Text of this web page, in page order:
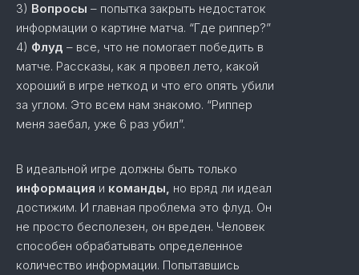
3) Вопросы – попытка закрыть недостаток
информации о картине матча. “Где риппер?”
4) Флуд – все, что не помогает победить в
матче. Рассказы, как я провел лето, какой
хороший в игре неткод и что его опять убили
за углом. Это всем нам знакомо. “Риппер
меня заебал, уже 6 раз убил”.
В идеальной игре должны быть только
информация и команды, но вряд ли идеал
достижим. И главная проблема это флуд. Он
не просто бесполезен, он вреден. Человек
способен обрабатывать определенное
количество информации. Попытавшись